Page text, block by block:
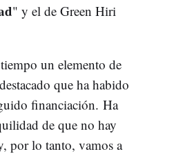
" y el de Green Hiri
un elemento de
que ha habido
financiación. Ha
de que no hay
por lo tanto, vamos a